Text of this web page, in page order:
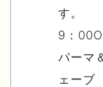
す。
9：
パーマ
ェー